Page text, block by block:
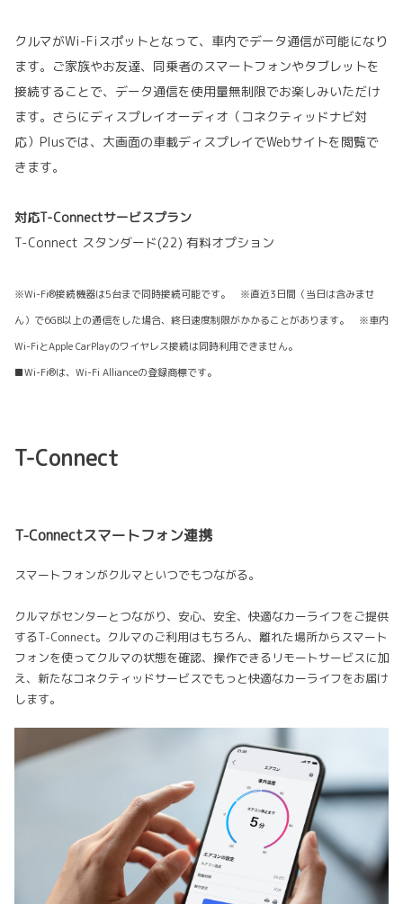
クルマがWi-Fiスポットとなって、車内でデータ通信が可能になり
ます。ご家族やお友達、同乗者のスマートフォンやタブレットを
接続することで、データ通信を使用量無制限でお楽しみいただけ
ます。さらにディスプレイオーディオ（コネクティッドナビ対
応）Plusでは、大画面の車載ディスプレイでWebサイトを閲覧で
きます。
対応T-Connectサービスプラン
T-Connect スタンダード(22) 有料オプション
※Wi-Fi®接続機器は5台まで同時接続可能です。 ※直近3日間（当日は含みませ
ん）で6GB以上の通信をした場合、終日速度制限がかかることがあります。 ※車内
Wi-FiとApple CarPlayのワイヤレス接続は同時利用できません。
■Wi-Fi®は、Wi-Fi Allianceの登録商標です。
T-Connect
T-Connectスマートフォン連携
スマートフォンがクルマといつでもつながる。
クルマがセンターとつながり、安心、安全、快適なカーライフをご提供
するT-Connect。クルマのご利用はもちろん、離れた場所からスマート
フォンを使ってクルマの状態を確認、操作できるリモートサービスに加
え、新たなコネクティッドサービスでもっと快適なカーライフをお届け
します。